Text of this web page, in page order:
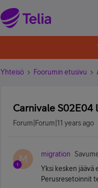
Yhteisö Foorumin etusivu
Carnivale S02E04
Forum|Forum|11 years ago
M migration
Yksi kesken jäävä
Perusresetoinnit